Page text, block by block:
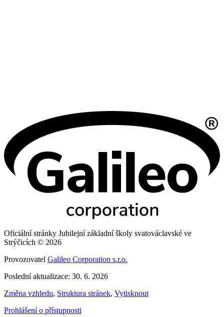
Oficiální stránky Jubilejní základní školy svatováclavské ve
Strýčicích © 2026
Provozovatel Galileo Corporation s.r.o.
Poslední aktualizace: 30. 6. 2026
Změna vzhledu, Struktura stránek, Vytisknout
Prohlášení o přístupnosti